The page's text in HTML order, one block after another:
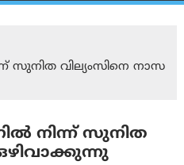
സുനിത വില്യംസിനെ നാസ
നിന്ന് സുനിത